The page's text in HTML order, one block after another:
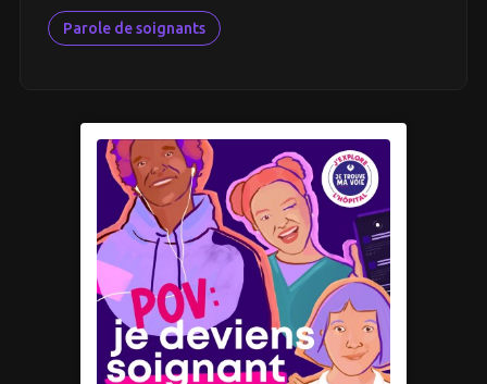
Parole de soignants